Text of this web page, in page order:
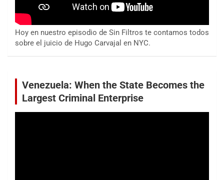
Hoy en nuestro episodio de Sin Filtros te contamos todos
sobre el juicio de Hugo Carvajal en NYC.
Venezuela: When the State Becomes the
Largest Criminal Enterprise